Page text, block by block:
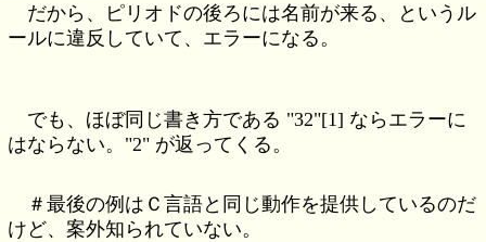
だから、ピリオドの後ろには名前が来る、というル
ールに違反していて、エラーになる。
でも、ほぼ同じ書き方である "32"[1] ならエラーに
はならない。"2" が返ってくる。
＃最後の例はＣ言語と同じ動作を提供しているのだ
けど、案外知られていない。